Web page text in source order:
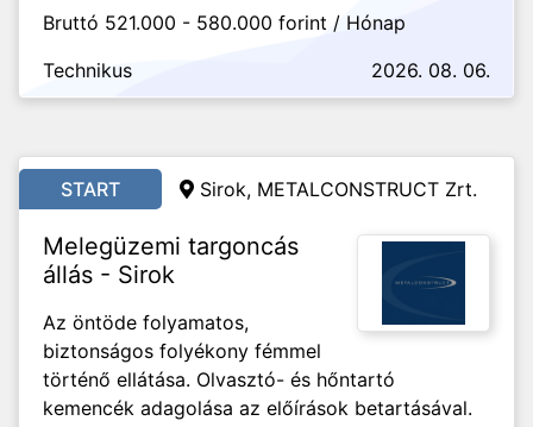
Bruttó 521.000 - 580.000 forint / Hónap
Technikus
2026. 08. 06.
START Sirok, METALCONSTRUCT Zrt.
Melegüzemi targoncás
állás - Sirok
Az öntöde folyamatos,
biztonságos folyékony fémmel
történő ellátása. Olvasztó- és hőntartó
kemencék adagolása az előírások betartásával.